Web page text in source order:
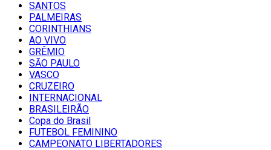
SANTOS
PALMEIRAS
CORINTHIANS
AO VIVO
GRÊMIO
SĀO PAULO
VASCO
CRUZEIRO
INTERNACIONAL
BRASILEIRÃO
Copa do Brasil
FUTEBOL FEMININO
CAMPEONATO LIBERTADORES